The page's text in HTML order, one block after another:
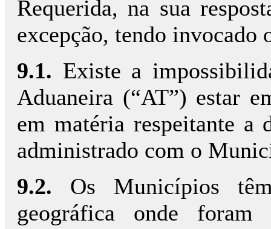
Requerida, na sua
excepção, tendo invocado
9.1. Existe a
Aduaneira (“AT”) estar
em matéria respeitante a
administrado com o
9.2. Os Municípios
geográfica onde foram